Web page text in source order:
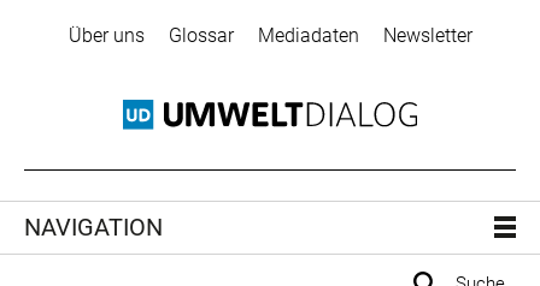
Über uns Glossar Mediadaten Newsletter
NAVIGATION